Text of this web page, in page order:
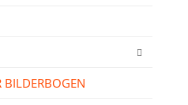
BILDERBOGEN